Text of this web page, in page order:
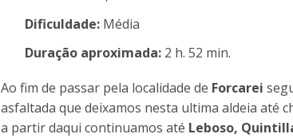
Dificuldade:Média
Duração aproximada:2 h. 52 min.
Ao fim de passar pela localidade de Forcarei
asfaltada que deixamos nesta ultima aldeia até
a partir daqui continuamos até Leboso,